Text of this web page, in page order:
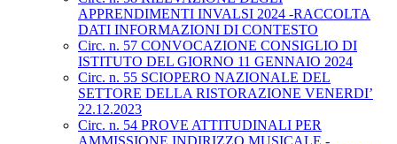
APPRENDIMENTI INVALSI 2024 -RACCOLTA
DATI INFORMAZIONI DI CONTESTO
Circ. n. 57 CONVOCAZIONE CONSIGLIO DI
ISTITUTO DEL GIORNO 11 GENNAIO 2024
Circ. n. 55 SCIOPERO NAZIONALE DEL
SETTORE DELLA RISTORAZIONE VENERDI’
22.12.2023
Circ. n. 54 PROVE ATTITUDINALI PER